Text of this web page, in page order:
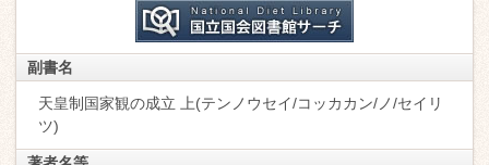
副書名
天皇制国家観の成立 上(テンノウセイ/コッカカン/ノ/セイリ
ツ)